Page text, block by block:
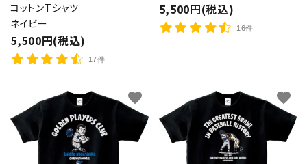
コットンTシャツ
ネイビー
5,500円(税込)
17件
5,500円(税込)
16件
favorite favorite